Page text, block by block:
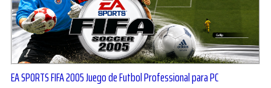
EA SPORTS FIFA 2005 Juego de Futbol Professional para PC